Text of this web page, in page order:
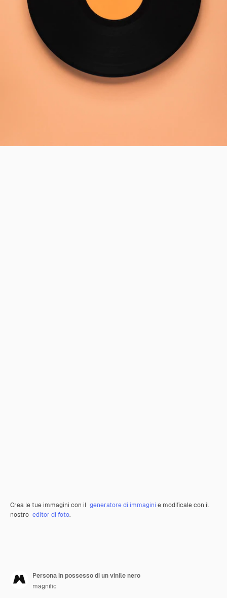
Crea le tue immagini con il generatore di immagini e modificale con il
nostro editor di foto.
Persona in possesso di un vinile nero
magnific